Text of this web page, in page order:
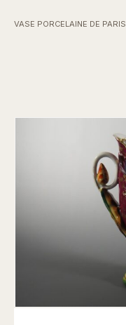
VASE PORCELAINE DE PARIS